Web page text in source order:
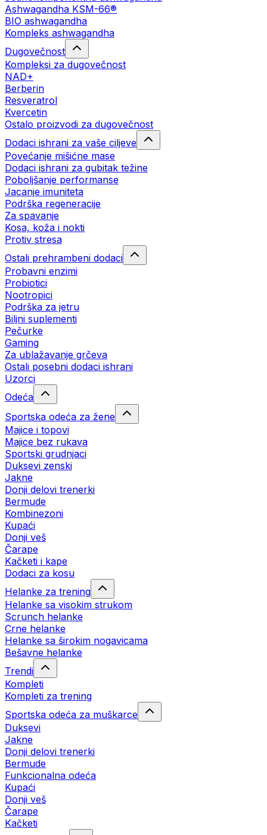
Ashwagandha KSM-66®
BIO ashwagandha
Kompleks ashwagandha
Dugovečnost
Kompleksi za dugovečnost
NAD+
Berberin
Resveratrol
Kvercetin
Ostalo proizvodi za dugovečnost
Dodaci ishrani za vaše ciljeve
Povećanje mišićne mase
Dodaci ishrani za gubitak težine
Poboljšanje performanse
Jacanje imuniteta
Podrška regeneracije
Za spavanje
Kosa, koža i nokti
Protiv stresa
Ostali prehrambeni dodaci
Probavni enzimi
Probiotici
Nootropici
Podrška za jetru
Biljni suplementi
Pečurke
Gaming
Za ublažavanje grčeva
Ostali posebni dodaci ishrani
Uzorci
Odeća
Sportska odeća za žene
Majice i topovi
Majice bez rukava
Sportski grudnjaci
Duksevi zenski
Jakne
Donji delovi trenerki
Bermude
Kombinezoni
Kupaći
Donji veš
Čarape
Kačketi i kape
Dodaci za kosu
Helanke za trening
Helanke sa visokim strukom
Scrunch helanke
Crne helanke
Helanke sa širokim nogavicama
Bešavne helanke
Trendi
Kompleti
Kompleti za trening
Sportska odeća za muškarce
Duksevi
Jakne
Donji delovi trenerki
Bermude
Funkcionalna odeća
Kupaći
Donji veš
Čarape
Kačketi